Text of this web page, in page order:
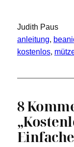
Judith Paus
anleitung,
kostenlos,
8